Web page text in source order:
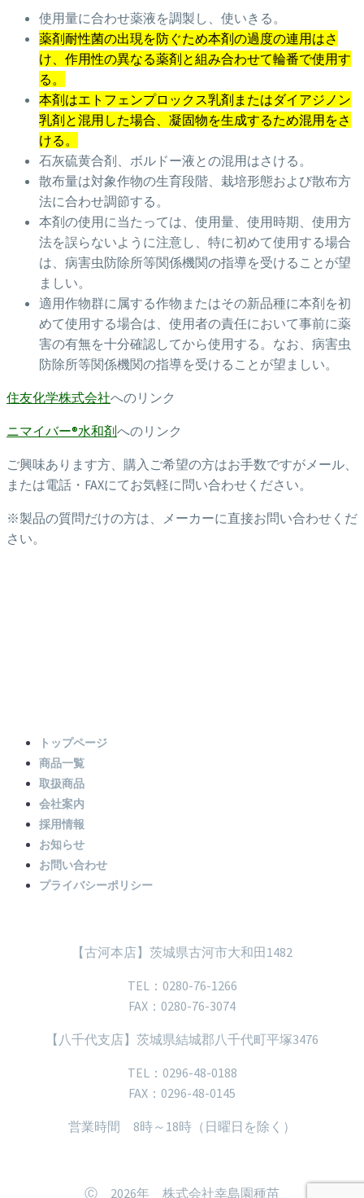
使用量に合わせ薬液を調製し、使いきる。
薬剤耐性菌の出現を防ぐため本剤の過度の連用はさ
け、作用性の異なる薬剤と組み合わせて輪番で使用す
る。
本剤はエトフェンプロックス乳剤またはダイアジノン
乳剤と混用した場合、凝固物を生成するため混用をさ
ける。
石灰硫黄合剤、ボルドー液との混用はさける。
散布量は対象作物の生育段階、栽培形態および散布方
法に合わせ調節する。
本剤の使用に当たっては、使用量、使用時期、使用方
法を誤らないように注意し、特に初めて使用する場合
は、病害虫防除所等関係機関の指導を受けることが望
ましい。
適用作物群に属する作物またはその新品種に本剤を初
めて使用する場合は、使用者の責任において事前に薬
害の有無を十分確認してから使用する。なお、病害虫
防除所等関係機関の指導を受けることが望ましい。
住友化学株式会社へのリンク
ニマイバー®水和剤へのリンク
ご興味あります方、購入ご希望の方はお手数ですがメール、
または電話・FAXにてお気軽に問い合わせください。
※製品の質問だけの方は、メーカーに直接お問い合わせくだ
さい。
トップページ
商品一覧
取扱商品
会社案内
採用情報
お知らせ
お問い合わせ
プライバシーポリシー
【古河本店】茨城県古河市大和田1482
TEL：0280-76-1266
FAX：0280-76-3074
【八千代支店】茨城県結城郡八千代町平塚3476
TEL：0296-48-0188
FAX：0296-48-0145
営業時間 8時～18時（日曜日を除く）
Ⓒ 2026年 株式会社幸島園種苗